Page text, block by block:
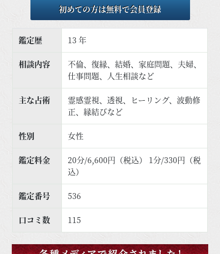
初めての方は無料で会員登録
鑑定歴 13 年
相談内容
不倫、復縁、結婚、家庭問題、夫婦、
仕事問題、人生相談など
主な占術
霊感霊視、透視、ヒーリング、波動修
正、縁結びなど
性別 女性
鑑定料金
20分/6,600円（税込） 1分/330円（税
込）
鑑定番号 536
口コミ数 115